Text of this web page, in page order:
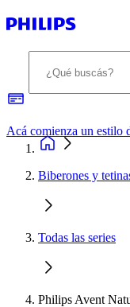
Biberones y
Todas las series
Philips Avent